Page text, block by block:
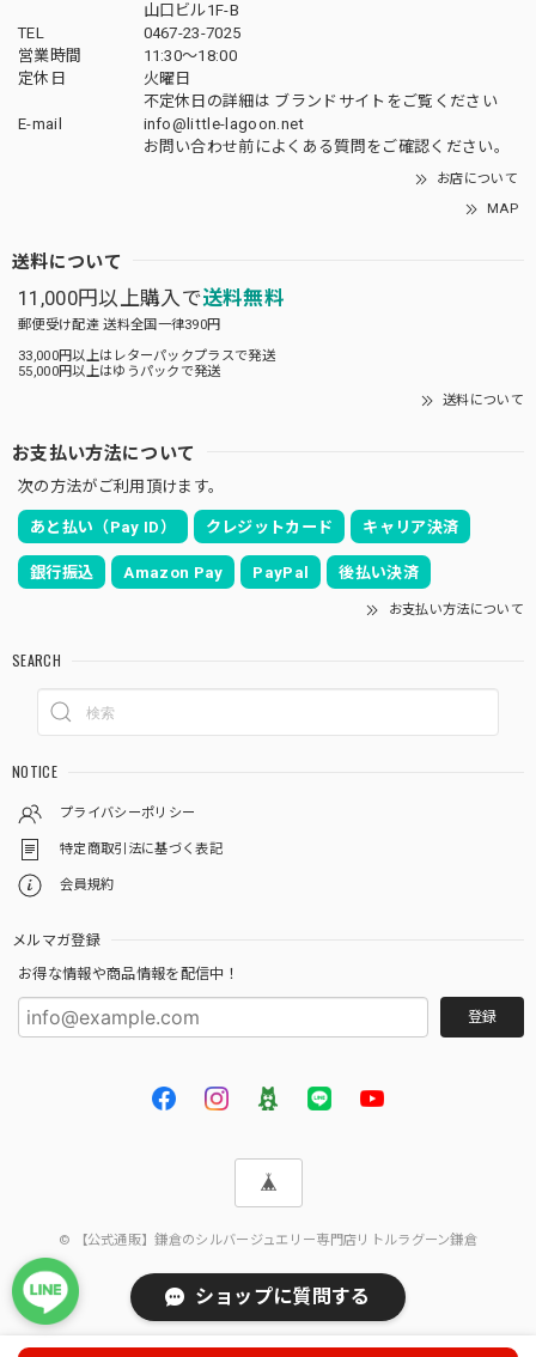
山口ビル1F-B
TEL
0467-23-7025
営業時間
11:30～18:00
定休日
火曜日
不定休日の詳細は ブランドサイト をご覧ください
E-mail
info@little-lagoon.net
お問い合わせ前によくある質問をご確認ください。
お店について
MAP
送料について
11,000円以上購入で送料無料
郵便受け配達 送料全国一律390円
33,000円以上はレターパックプラスで発送
55,000円以上はゆうパックで発送
送料について
お支払い方法について
次の方法がご利用頂けます。
あと払い（Pay ID） クレジットカード キャリア決済
銀行振込 Amazon Pay PayPal 後払い決済
お支払い方法について
SEARCH
NOTICE
プライバシーポリシー
特定商取引法に基づく表記
会員規約
メルマガ登録
お得な情報や商品情報を配信中！
登録
© 【公式通販】鎌倉のシルバージュエリー専門店リトルラグーン鎌倉
ショップに質問する